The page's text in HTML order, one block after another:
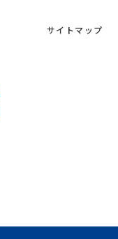
サイトマップ